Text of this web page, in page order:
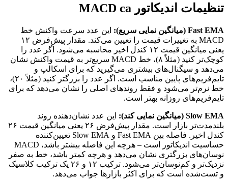
تنظیمات اندیکاتور MACD ca
Fast EMA (میانگین نمایی سریع):
این عدد سرعت واکنش خط
MACD به تغییرات قیمت را تعیین می‌کند. مقدار پیش‌فرض ۱۲
یعنی میانگین قیمت ۱۲ کندل اخیر محاسبه می‌شود. اگر عدد را
کوچک‌تر کنید (مثلاً ۸)، خط MACD سریع‌تر به قیمت واکنش نشان
می‌دهد و سیگنال‌های بیشتری می‌گیرید که برای اسکالپ و
تایم‌فریم‌های پایین مناسب است. اگر عدد را بزرگتر کنید (مثلاً ۲۰)،
خط نرم‌تر می‌شود و فقط روندهای اصلی را نشان می‌دهد که برای
تایم‌فریم‌های روزانه بهتر است.
Slow EMA (میانگین نمایی کند):
این عدد نشان‌دهنده روند
بلندمدت‌تر بازار است. مقدار پیش‌فرض ۲۶ یعنی میانگین قیمت ۲۶
کندل اخیر. فاصله بین Fast EMA و Slow EMA تعیین‌کننده
حساسیت اندیکاتور است – هرچه این فاصله بیشتر باشد، MACD
نوسان‌های بزرگتری نشان می‌دهد و هرچه کمتر باشد، خط به صفر
نزدیک‌تر و کم‌نوسان‌تر می‌شود. ترکیب ۱۲ و ۲۶ یک ترکیب کلاسیک
و تست‌شده است که برای اکثر بازارها جواب می‌دهد.